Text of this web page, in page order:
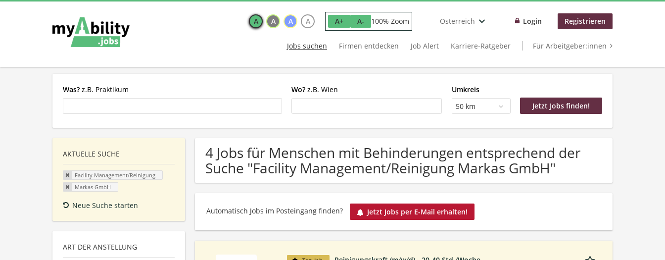
A A A A A+ A- 100% Zoom Österreich Login Registrieren
Jobs suchen Firmen entdecken Job Alert Karriere-Ratgeber Für Arbeitgeber:innen
Was? z.B. Praktikum Wo? z.B. Wien
Umkreis
50 km
AKTUELLE SUCHE
Facility Management/Reinigung
Markas GmbH
Neue Suche starten
ART DER ANSTELLUNG
4 Jobs für Menschen mit Behinderungen entsprechend der
Suche "Facility Management/Reinigung Markas GmbH"
Automatisch Jobs im Posteingang finden? Jetzt Jobs per E-Mail erhalten!